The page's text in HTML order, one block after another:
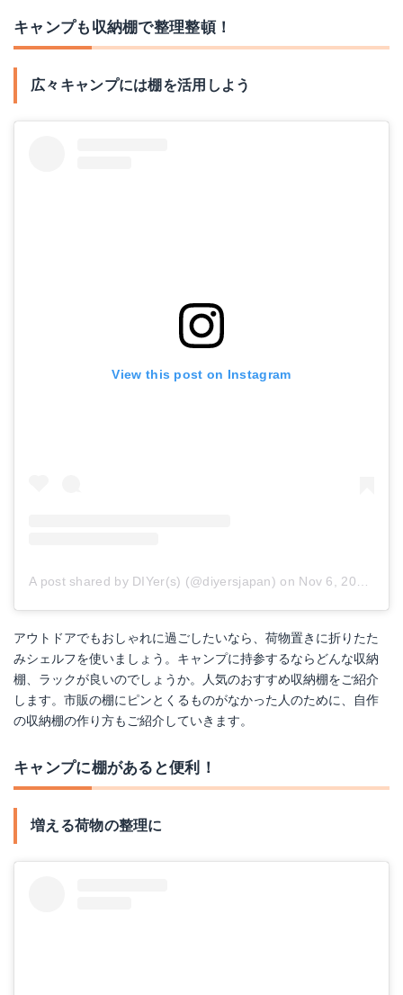
キャンプも収納棚で整理整頓！
広々キャンプには棚を活用しよう
View this post on Instagram
A post shared by DIYer(s) (@diyersjapan) on Nov 6, 2017 at 12:08am PST
アウトドアでもおしゃれに過ごしたいなら、荷物置きに折りたた
みシェルフを使いましょう。キャンプに持参するならどんな収納
棚、ラックが良いのでしょうか。人気のおすすめ収納棚をご紹介
します。市販の棚にピンとくるものがなかった人のために、自作
の収納棚の作り方もご紹介していきます。
キャンプに棚があると便利！
増える荷物の整理に